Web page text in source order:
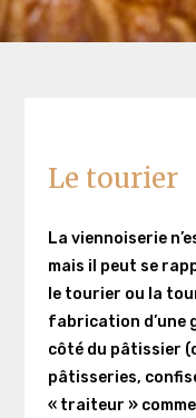
Le tourier
La viennoiserie
mais il peut se
le tourier ou la
fabrication d’une
côté du pâtissier
pâtisseries,
« traiteur »